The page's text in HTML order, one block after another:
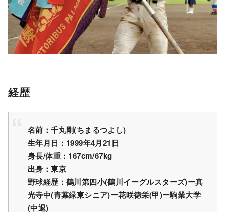
経歴
名前：千丸剛(ちまるつよし)
生年月日：1999年4月21日
身長/体重：167cm/67kg
出身：東京
野球経歴：鶴川第四小(鶴川イーグルスターズ)ー真
光寺中(青葉緑東シニア)ー花咲徳栄(甲)ー駒業大学
(中退)